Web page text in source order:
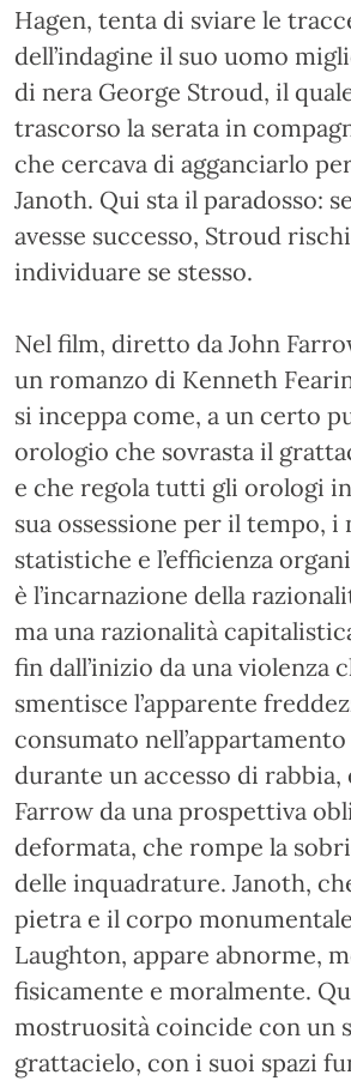
Hagen, tenta di sviare le
dell’indagine il suo uomo
di nera George Stroud, il
trascorso la serata in
che cercava di agganciarlo
Janoth. Qui sta il paradosso:
avesse successo, Stroud
individuare se stesso.
Nel film, diretto da John
un romanzo di Kenneth
si inceppa come, a un certo
orologio che sovrasta il
e che regola tutti gli orologi
sua ossessione per il tempo, i
statistiche e l’efficienza
è l’incarnazione della
ma una razionalità
fin dall’inizio da una violenza
smentisce l’apparente
consumato
durante un accesso di rabbia,
Farrow da una prospettiva
deformata, che rompe la
delle inquadrature. Janoth,
pietra e il corpo
Laughton, appare abnorme,
fisicamente e moralmente.
mostruosità coincide con un
grattacielo, con i suoi spazi